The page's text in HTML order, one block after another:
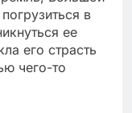
в
ее
его страсть
чего-то